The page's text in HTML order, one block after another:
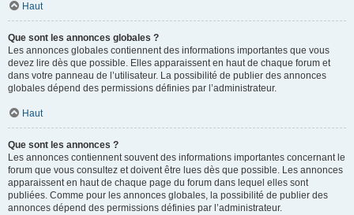
Haut
Que sont les annonces globales ?
Les annonces globales contiennent des informations importantes que vous
devez lire dès que possible. Elles apparaissent en haut de chaque forum et
dans votre panneau de l’utilisateur. La possibilité de publier des annonces
globales dépend des permissions définies par l’administrateur.
Haut
Que sont les annonces ?
Les annonces contiennent souvent des informations importantes concernant le
forum que vous consultez et doivent être lues dès que possible. Les annonces
apparaissent en haut de chaque page du forum dans lequel elles sont
publiées. Comme pour les annonces globales, la possibilité de publier des
annonces dépend des permissions définies par l’administrateur.